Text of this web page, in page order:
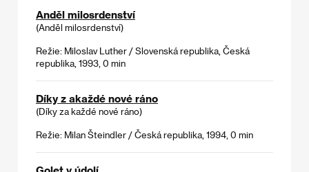
Anděl milosrdenství
(Anděl milosrdenství)
Režie: Miloslav Luther / Slovenská republika, Česká
republika, 1993, 0 min
Díky z akaždé nové ráno
(Díky za každé nové ráno)
Režie: Milan Šteindler / Česká republika, 1994, 0 min